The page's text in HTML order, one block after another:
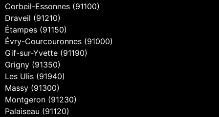
Corbeil-Essonnes (91100)
Draveil (91210)
Étampes (91150)
Évry-Courcouronnes (91000)
Gif-sur-Yvette (91190)
Grigny (91350)
Les Ulis (91940)
Massy (91300)
Montgeron (91230)
Palaiseau (91120)